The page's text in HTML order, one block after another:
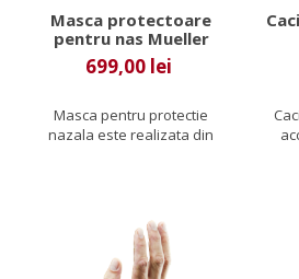
Masca protectoare
pentru nas Mueller
699,00 lei
Masca pentru protectie
nazala este realizata din